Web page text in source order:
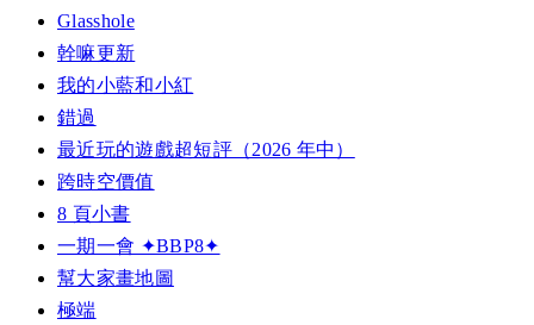
Glasshole
幹嘛更新
我的小藍和小紅
錯過
最近玩的遊戲超短評（2026 年中）
跨時空價值
8 頁小書
一期一會 ✦BBP8✦
幫大家畫地圖
極端